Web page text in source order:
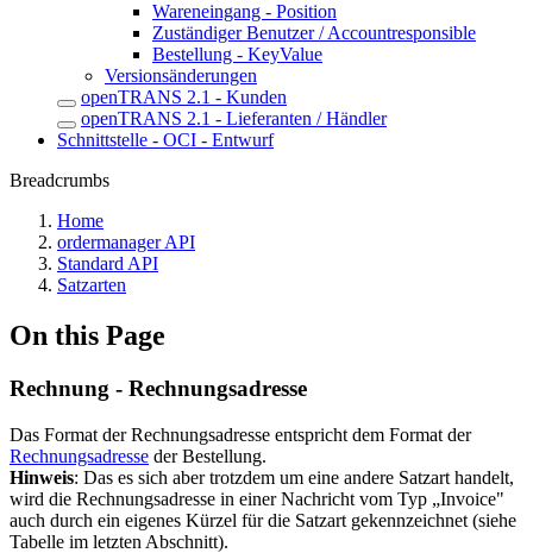
Wareneingang - Position
Zuständiger Benutzer / Accountresponsible
Bestellung - KeyValue
Versionsänderungen
openTRANS 2.1 - Kunden
openTRANS 2.1 - Lieferanten / Händler
Schnittstelle - OCI - Entwurf
Breadcrumbs
Home
ordermanager API
Standard API
Satzarten
On this Page
Rechnung - Rechnungsadresse
Das Format der Rechnungsadresse entspricht dem Format der
Rechnungsadresse der Bestellung.
Hinweis: Das es sich aber trotzdem um eine andere Satzart handelt,
wird die Rechnungsadresse in einer Nachricht vom Typ „Invoice"
auch durch ein eigenes Kürzel für die Satzart gekennzeichnet (siehe
Tabelle im letzten Abschnitt).